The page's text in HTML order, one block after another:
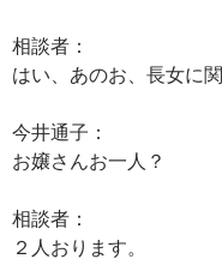
相談者：
はい、あのお、長女に
今井通子：
お嬢さんお一人？
相談者：
２人おります。